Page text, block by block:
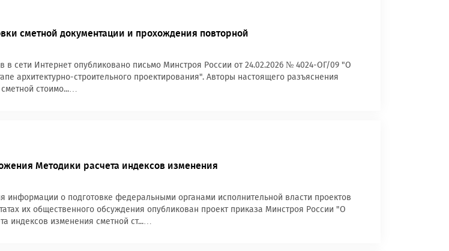
сметной документации и прохождения повторной
сети Интернет опубликовано письмо Минстроя России от 24.02.2026 № 4024-ОГ/09 "О
архитектурно-строительного проектирования". Авторы настоящего разъяснения
стоимо...…
Методики расчета индексов изменения
о подготовке федеральными органами исполнительной власти проектов
их общественного обсуждения опубликован проект приказа Минстроя России "О
индексов изменения сметной ст...…